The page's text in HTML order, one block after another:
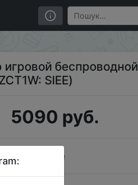
игровой беспроводной
SIEE)
5090 руб.
Sale